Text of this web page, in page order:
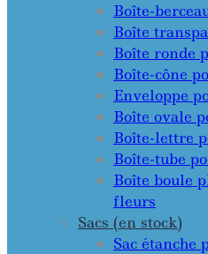
Boîte-
Boîte
Boîte ronde
Boîte-cône
Enveloppe
Boîte ovale
Boîte-lettre
Boîte-tube
Boîte boule
fleurs
Sacs (en stock)
Sac étanche